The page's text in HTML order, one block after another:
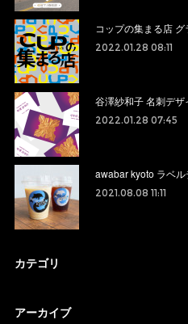
コップの集まる店
2022.01.28 08:11
谷澤紗和子 名刺デザ
2022.01.28 07:45
awabar kyoto ラベル
2021.08.08 11:11
カテゴリ
アーカイブ